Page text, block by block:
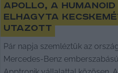
Apollo, a
elhagyta
utazott
Pár napja szemléztük az
Mercedes-Benz